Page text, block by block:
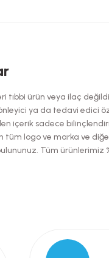
tıbbi ürün veya ilaç
ya da tedavi edici
içerik sadece
tüm logo ve marka ve
Tüm ürünlerimiz